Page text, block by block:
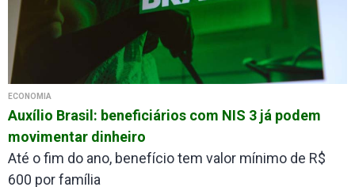
ECONOMIA
Auxílio Brasil: beneficiários com NIS 3 já podem
movimentar dinheiro
Até o fim do ano, benefício tem valor mínimo de R$
600 por família